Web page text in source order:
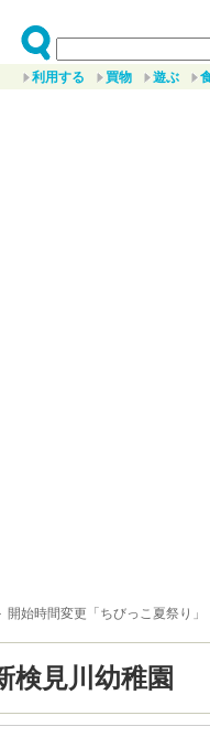
利用する 買物 遊ぶ
開始時間変更「ちびっこ夏祭り」
見川幼稚園